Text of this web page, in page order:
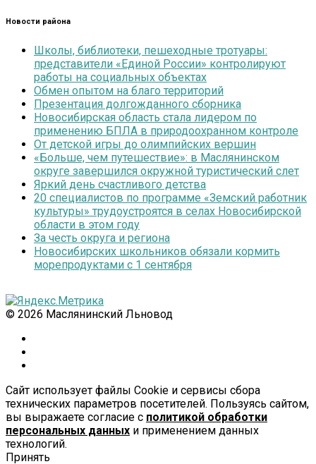
Новости района
Школы, библиотеки, пешеходные тротуары:
представители «Единой России» контролируют
работы на социальных объектах
Обмен опытом на благо территорий
Презентация долгожданного сборника
Новосибирская область стала лидером по
применению БПЛА в природоохранном контроле
От детской игры до олимпийских вершин
«Больше, чем путешествие»: в Маслянинском
округе завершился окружной туристический слет
Яркий день счастливого детства
20 специалистов по программе «Земский работник
культуры» трудоустроятся в селах Новосибирской
области в этом году
За честь округа и региона
Новосибирских школьников обязали кормить
морепродуктами с 1 сентября
© 2026 Маслянинский Льновод
Сайт использует файлы Cookie и сервисы сбора
технических параметров посетителей. Пользуясь сайтом,
вы выражаете согласие с политикой обработки
персональных данных и применением данных
технологий.
Принять